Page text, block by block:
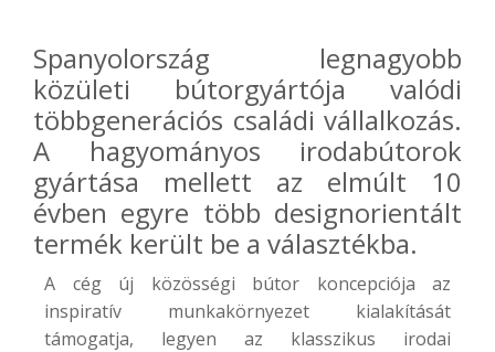
Spanyolország legnagyobb
közületi bútorgyártója valódi
többgenerációs családi vállalkozás.
A hagyományos irodabútorok
gyártása mellett az elmúlt 10
évben egyre több designorientált
termék került be a választékba.
A cég új közösségi bútor koncepciója az
inspiratív munkakörnyezet kialakítását
támogatja, legyen az klasszikus irodai